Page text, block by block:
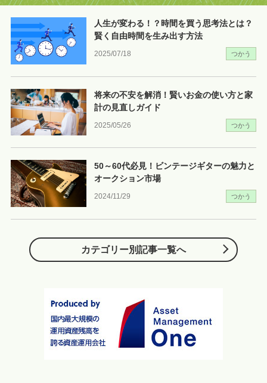
2025/07/18 つかう
人生が変わる！？時間を買う思考法とは？
賢く自由時間を生み出す方法
2025/05/26 つかう
将来の不安を解消！賢いお金の使い方と家
計の見直しガイド
2024/11/29 つかう
50～60代必見！ビンテージギターの魅力と
オークション市場
カテゴリー別記事一覧へ